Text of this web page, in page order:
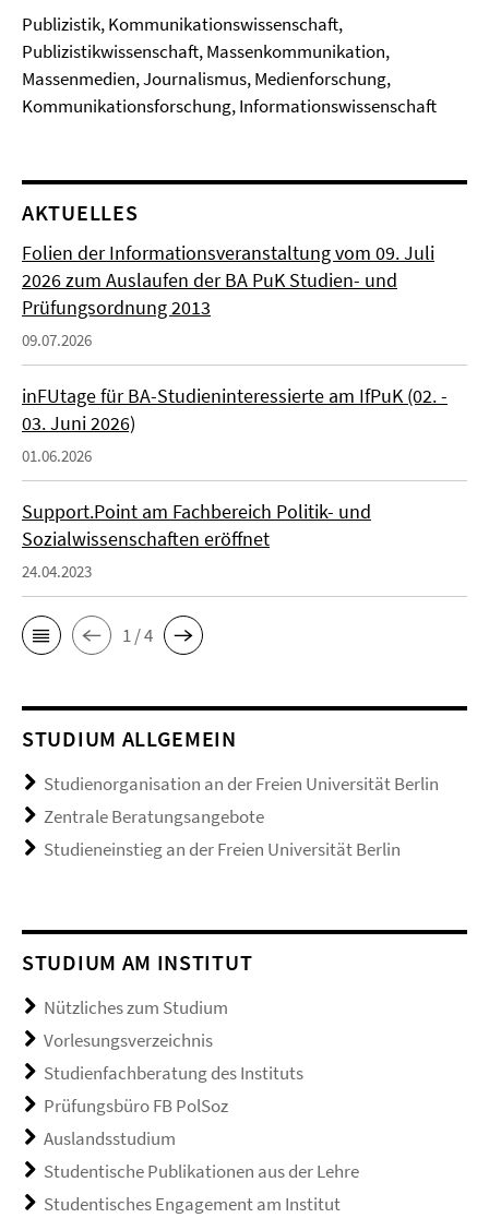
Publizistik, Kommunikationswissenschaft,
Publizistikwissenschaft, Massenkommunikation,
Massenmedien, Journalismus, Medienforschung,
Kommunikationsforschung, Informationswissenschaft
AKTUELLES
Folien der Informationsveranstaltung vom 09. Juli
2026 zum Auslaufen der BA PuK Studien- und
Prüfungsordnung 2013
09.07.2026
inFUtage für BA-Studieninteressierte am IfPuK (02. -
03. Juni 2026)
01.06.2026
Support.Point am Fachbereich Politik- und
Sozialwissenschaften eröffnet
24.04.2023
1 / 4
STUDIUM ALLGEMEIN
Studienorganisation an der Freien Universität Berlin
Zentrale Beratungsangebote
Studieneinstieg an der Freien Universität Berlin
STUDIUM AM INSTITUT
Nützliches zum Studium
Vorlesungsverzeichnis
Studienfachberatung des Instituts
Prüfungsbüro FB PolSoz
Auslandsstudium
Studentische Publikationen aus der Lehre
Studentisches Engagement am Institut